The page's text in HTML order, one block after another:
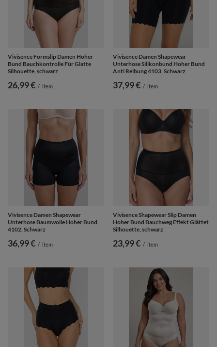
Vivisence Formslip Damen Hoher
Bund Bauchkontrolle Für Glatte
Silhouette, schwarz
26,99 € / item
Vivisence Damen Shapewear
Unterhose Silikonbund Hoher Bund
Anti Reibung 4103, Schwarz
37,99 € / item
Vivisence Damen Shapewear
Unterhose Baumwolle Hoher Bund
4102, Schwarz
36,99 € / item
Vivisence Shapewear Slip Damen
Hoher Bund Bauchweg Effekt Glättet
Silhouette, schwarz
23,99 € / item